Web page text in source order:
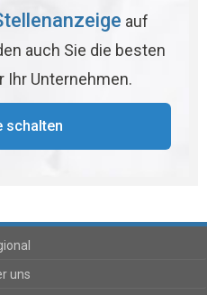
auf
auch Sie die besten
Ihr Unternehmen.
schalten
uns